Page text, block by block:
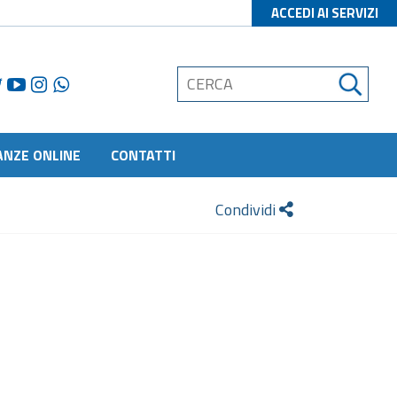
ACCEDI AI SERVIZI
ONLINE CONTATTI
Condividi